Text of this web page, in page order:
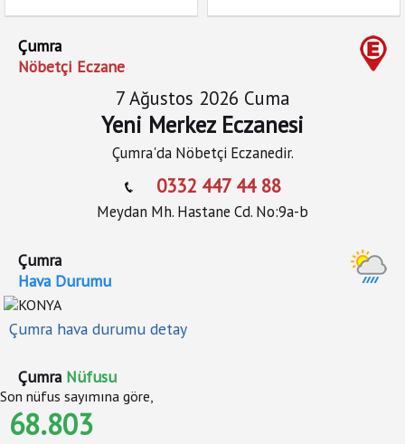
Çumra
Nöbetçi Eczane
7 Ağustos 2026 Cuma
Yeni Merkez Eczanesi
Çumra'da Nöbetçi Eczanedir.
0332 447 44 88
Meydan Mh. Hastane Cd. No:9a-b
Çumra
Hava Durumu
Çumra hava durumu detay
Çumra Nüfusu
Son nüfus sayımına göre,
68.803